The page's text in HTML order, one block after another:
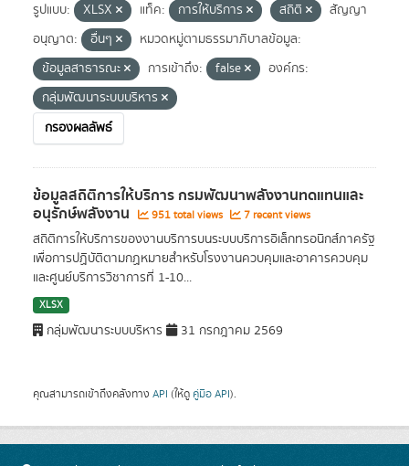
รูปแบบ: XLSX แท็ค: การให้บริการ สถิติ
สัญญา
อนุญาต:
อื่นๆ
หมวดหมู่ตามธรรมาภิบาลข้อมูล:
ข้อมูลสาธารณะ
การเข้าถึง: false
องค์กร:
กลุ่มพัฒนาระบบบริหาร
กรองผลลัพธ์
ข้อมูลสถิติการให้บริการ กรมพัฒนาพลังงานทดแทนและ
อนุรักษ์พลังงาน 951 total views 7 recent views
สถิติการให้บริการของงานบริการบนระบบบริการอิเล็กทรอนิกส์ภาครัฐ
เพื่อการปฏิบัติตามกฏหมายสำหรับโรงงานควบคุมและอาคารควบคุม
และศูนย์บริการวิชาการที่ 1-10...
XLSX
กลุ่มพัฒนาระบบบริหาร 31 กรกฎาคม 2569
คุณสามารถเข้าถึงคลังทาง API (ให้ดู คู่มือ API).